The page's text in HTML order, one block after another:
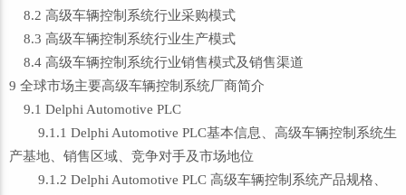
8.2 高级车辆控制系统行业采购模式
8.3 高级车辆控制系统行业生产模式
8.4 高级车辆控制系统行业销售模式及销售渠道
9 全球市场主要高级车辆控制系统厂商简介
9.1 Delphi Automotive PLC
9.1.1 Delphi Automotive PLC基本信息、高级车辆控制系统生
产基地、销售区域、竞争对手及市场地位
9.1.2 Delphi Automotive PLC 高级车辆控制系统产品规格、